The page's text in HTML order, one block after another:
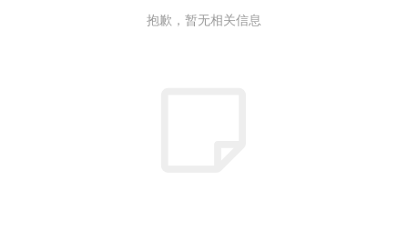
抱歉，暂无相关信息